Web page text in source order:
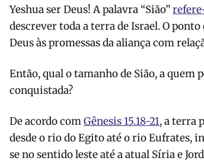
Yeshua ser Deus! A palavra “Sião”
descrever toda a terra de Israel. O
Deus às promessas da aliança com
Então, qual o tamanho de Sião, a quem
conquistada?
De acordo comGênesis 15.18-21, a terra
desde o rio do Egito até o rio Eufrates,
se no sentido leste até a atual Síria e